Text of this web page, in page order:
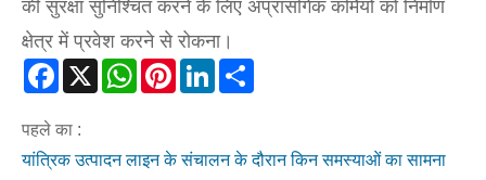
की सुरक्षा सुनिश्चित करने के लिए अप्रासंगिक कर्मियों को निर्माण
क्षेत्र में प्रवेश करने से रोकना।
Facebook
X WhatsAppPinterestLinkedIn
पहले का :
यांत्रिक उत्पादन लाइन के संचालन के दौरान किन समस्याओं का सामना